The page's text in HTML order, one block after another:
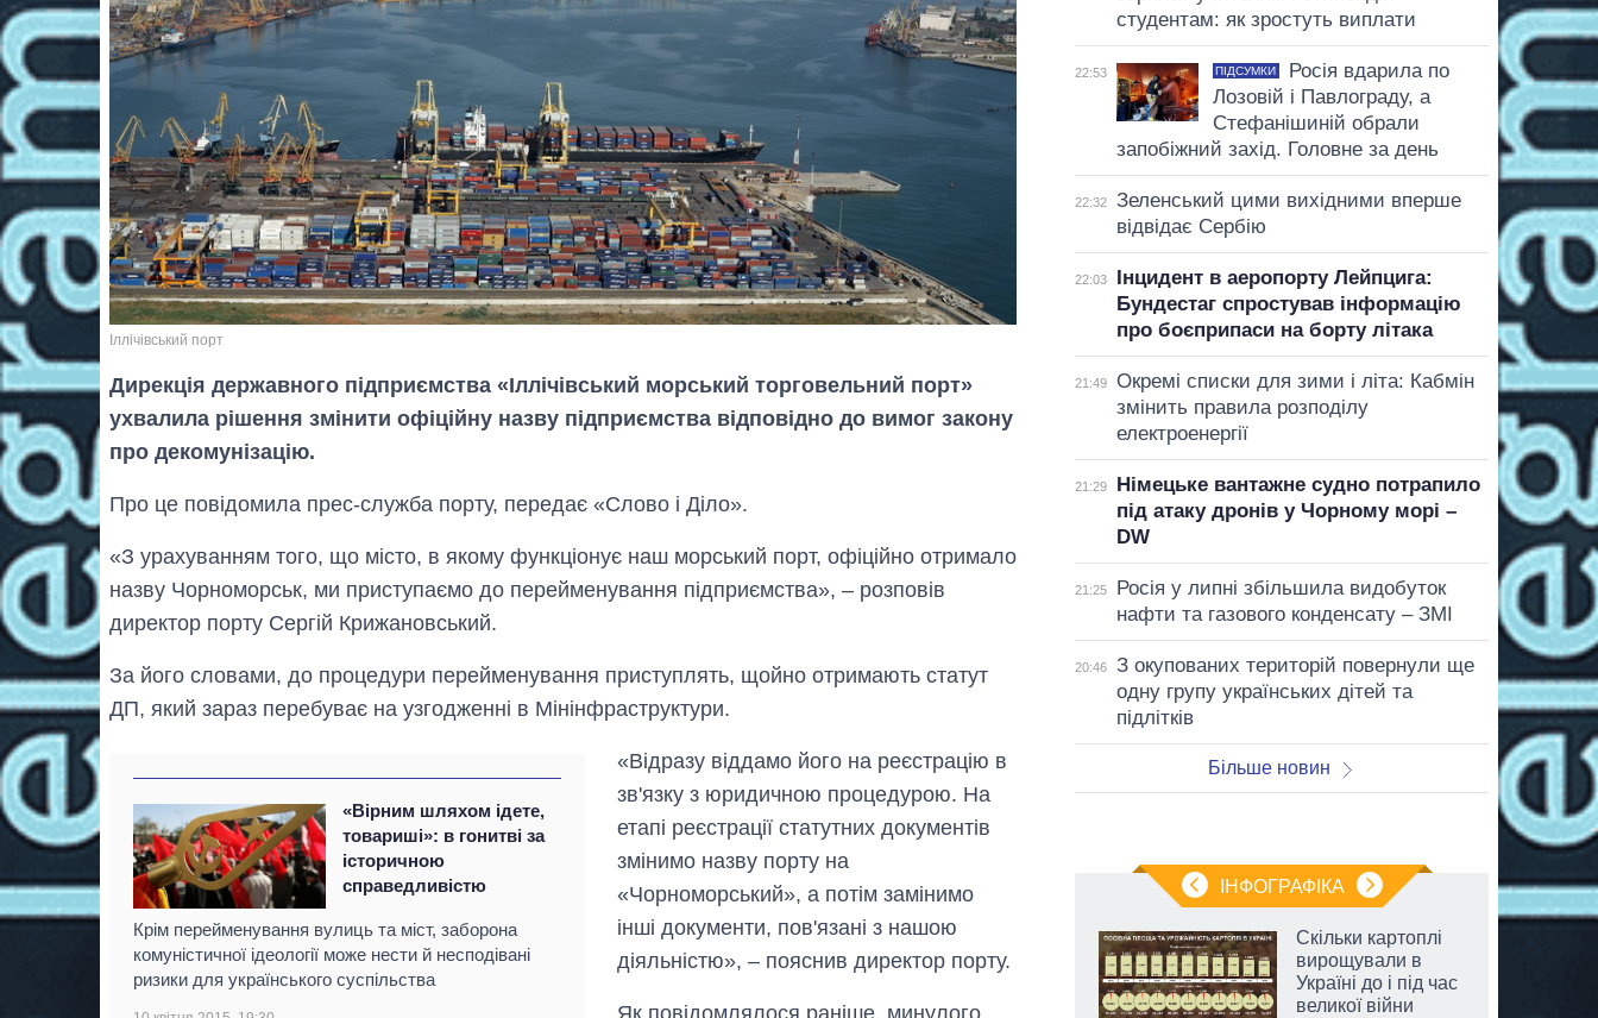
Іллічівський порт
Дирекція державного підприємства «Іллічівський морський торговельний порт»
ухвалила рішення змінити офіційну назву підприємства відповідно до вимог закону
про декомунізацію.
Про це повідомила прес-служба порту, передає «Слово і Діло».
«З урахуванням того, що місто, в якому функціонує наш морський порт, офіційно отримало
назву Чорноморськ, ми приступаємо до перейменування підприємства», – розповів
директор порту Сергій Крижановський.
За його словами, до процедури перейменування приступлять, щойно отримають статут
ДП, який зараз перебуває на узгодженні в Мінінфраструктури.
«Вірним шляхом ідете,
товариші»: в гонитві за
історичною
справедливістю
Крім перейменування вулиць та міст, заборона
комуністичної ідеології може нести й несподівані
ризики для українського суспільства
«Відразу віддамо його на реєстрацію в
зв'язку з юридичною процедурою. На
етапі реєстрації статутних документів
змінимо назву порту на
«Чорноморський», а потім замінимо
інші документи, пов'язані з нашою
діяльністю», – пояснив директор порту.
студентам: як зростуть виплати
22:53 ПІДСУМКИ
Росія вдарила по
Лозовій і Павлограду, а
Стефанішиній обрали
запобіжний захід. Головне за день
22:32
Зеленський цими вихідними вперше
відвідає Сербію
22:03
Інцидент в аеропорту Лейпцига:
Бундестаг спростував інформацію
про боєприпаси на борту літака
21:49
Окремі списки для зими і літа: Кабмін
змінить правила розподілу
електроенергії
21:29
Німецьке вантажне судно потрапило
під атаку дронів у Чорному морі –
DW
21:25
Росія у липні збільшила видобуток
нафти та газового конденсату – ЗМІ
20:46
З окупованих територій повернули ще
одну групу українських дітей та
підлітків
Більше новин
ІНФОГРАФІКА
Вісім масованих
ударів по Україні
область стали
Скільки картоплі
вирощували в
Україні до і під час
великої війни